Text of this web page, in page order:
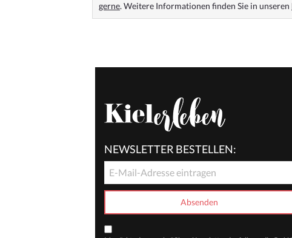
gerne. Weitere Informationen finden Sie in unseren
NEWSLETTER BESTELLEN: